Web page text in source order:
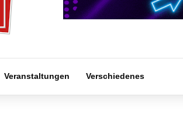
Veranstaltungen Verschiedenes